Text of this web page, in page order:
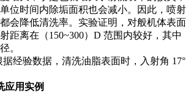
位时间内除垢面积也会减小。因此，喷射
会降低清洗率。实验证明，对般机体表面
距离在（150~300）D 范围内较好，其中
。
经验数据，清洗油脂表面时，入射角 17°
应用实例